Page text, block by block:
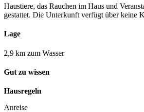
Haustiere, das Rauchen im Haus und
gestattet. Die Unterkunft verfügt über keine
Lage
2,9 km zum Wasser
Gut zu wissen
Hausregeln
Anreise